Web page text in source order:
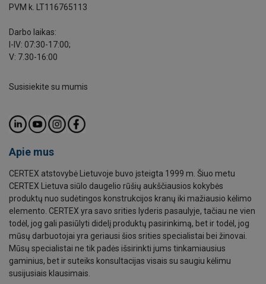
PVM k. LT116765113
Darbo laikas:
I-IV: 07:30-17:00;
V: 7.30-16:00
Susisiekite su mumis
Apie mus
CERTEX atstovybė Lietuvoje buvo įsteigta 1999 m. Šiuo metu
CERTEX Lietuva siūlo daugelio rūšių aukščiausios kokybės
produktų nuo sudėtingos konstrukcijos kranų iki mažiausio kėlimo
elemento. CERTEX yra savo srities lyderis pasaulyje, tačiau ne vien
todėl, jog gali pasiūlyti didelį produktų pasirinkimą, bet ir todėl, jog
mūsų darbuotojai yra geriausi šios srities specialistai bei žinovai.
Mūsų specialistai ne tik padės išsirinkti jums tinkamiausius
gaminius, bet ir suteiks konsultacijas visais su saugiu kėlimu
susijusiais klausimais.